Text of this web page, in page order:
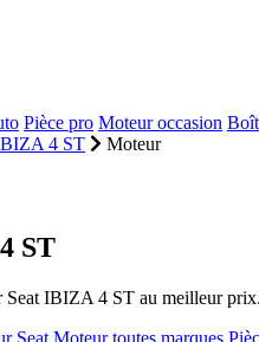
Pièce pro Moteur occasion
4 ST
Moteur
ST
IBIZA 4 ST au meilleur
Seat Moteur toutes marques